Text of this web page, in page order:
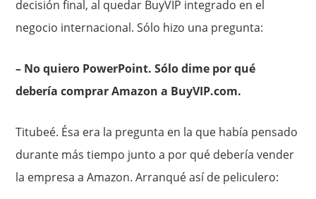
decisión final, al quedar BuyVIP integrado en el
negocio internacional. Sólo hizo una pregunta:
– No quiero PowerPoint. Sólo dime por qué
debería comprar Amazon a BuyVIP.com.
Titubeé. Ésa era la pregunta en la que había pensado
durante más tiempo junto a por qué debería vender
la empresa a Amazon. Arranqué así de peliculero: